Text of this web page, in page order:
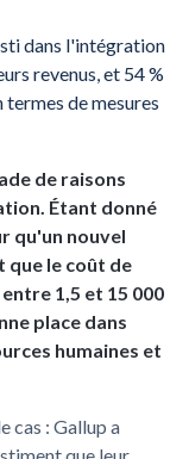
dans l'intégration
revenus, et 54 %
de mesures
de raisons
Étant donné
qu'un nouvel
le coût de
1,5 et 15 000
place dans
humaines et
cas : Gallup a